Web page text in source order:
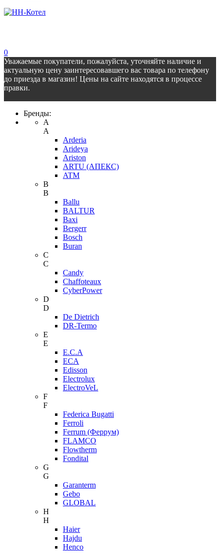
0
Уважаемые покупатели, пожалуйста, уточняйте наличие и
актуальную цену заинтересовавшего вас товара по телефону
до приезда в магазин! Цены на сайте находятся в процессе
правки.
Бренды:
A
A
Arderia
Arideya
Ariston
ARTU (АПЕКС)
ATM
B
B
Ballu
BALTUR
Baxi
Bergerr
Bosch
Buran
C
C
Candy
Chaffoteaux
CyberPower
D
D
De Dietrich
DR-Termo
E
E
E.C.A
ECA
Edisson
Electrolux
ElectroVeL
F
F
Federica Bugatti
Ferroli
Ferrum (Феррум)
FLAMCO
Flowtherm
Fondital
G
G
Garanterm
Gebo
GLOBAL
H
H
Haier
Hajdu
Henco